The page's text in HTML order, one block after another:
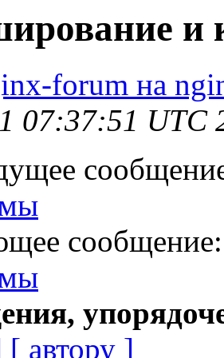
и
forum на
07:37:51 UTC
[ автору ]